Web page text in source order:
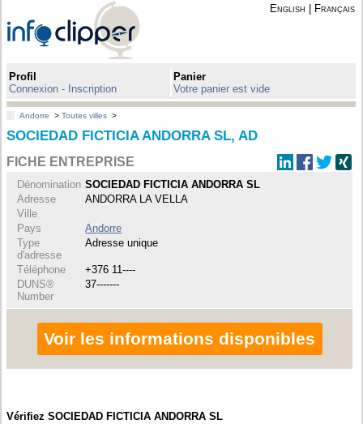
English Français
Profil
Connexion - Inscription
Panier
Votre panier est vide
Andorre >Toutes villes >
SOCIEDAD FICTICIA ANDORRA SL, AD
FICHE ENTREPRISE
Dénomination SOCIEDAD FICTICIA ANDORRA SL
Adresse
ANDORRA LA VELLA
Ville
Pays
Andorre
Type
d'adresse
Adresse unique
Téléphone
+376 11----
DUNS®
Number
37-------
Voir les informations disponibles
Vérifiez SOCIEDAD FICTICIA ANDORRA SL